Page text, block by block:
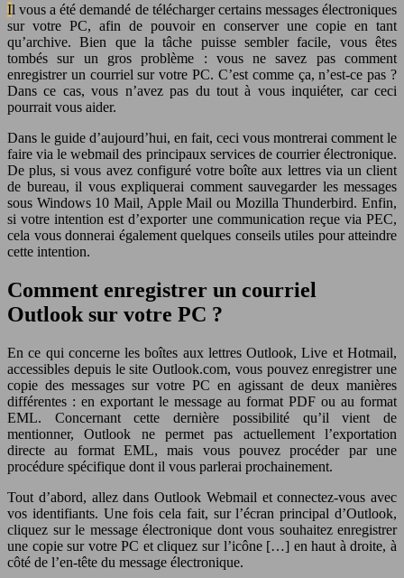
Il vous a été demandé de télécharger certains messages électroniques
sur votre PC, afin de pouvoir en conserver une copie en tant
qu’archive. Bien que la tâche puisse sembler facile, vous êtes
tombés sur un gros problème : vous ne savez pas comment
enregistrer un courriel sur votre PC. C’est comme ça, n’est-ce pas ?
Dans ce cas, vous n’avez pas du tout à vous inquiéter, car ceci
pourrait vous aider.
Dans le guide d’aujourd’hui, en fait, ceci vous montrerai comment le
faire via le webmail des principaux services de courrier électronique.
De plus, si vous avez configuré votre boîte aux lettres via un client
de bureau, il vous expliquerai comment sauvegarder les messages
sous Windows 10 Mail, Apple Mail ou Mozilla Thunderbird. Enfin,
si votre intention est d’exporter une communication reçue via PEC,
cela vous donnerai également quelques conseils utiles pour atteindre
cette intention.
Comment enregistrer un courriel
Outlook sur votre PC ?
En ce qui concerne les boîtes aux lettres Outlook, Live et Hotmail,
accessibles depuis le site Outlook.com, vous pouvez enregistrer une
copie des messages sur votre PC en agissant de deux manières
différentes : en exportant le message au format PDF ou au format
EML. Concernant cette dernière possibilité qu’il vient de
mentionner, Outlook ne permet pas actuellement l’exportation
directe au format EML, mais vous pouvez procéder par une
procédure spécifique dont il vous parlerai prochainement.
Tout d’abord, allez dans Outlook Webmail et connectez-vous avec
vos identifiants. Une fois cela fait, sur l’écran principal d’Outlook,
cliquez sur le message électronique dont vous souhaitez enregistrer
une copie sur votre PC et cliquez sur l’icône […] en haut à droite, à
côté de l’en-tête du message électronique.